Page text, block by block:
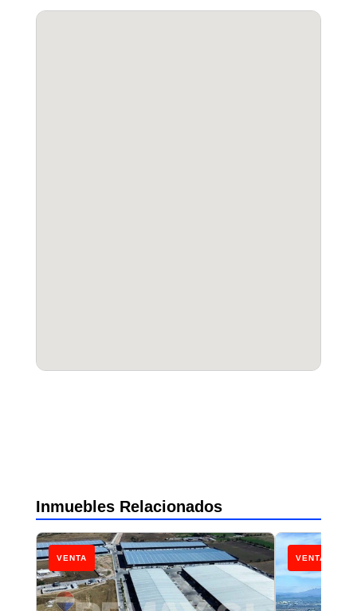
Inmuebles Relacionados
VENTA VENTA